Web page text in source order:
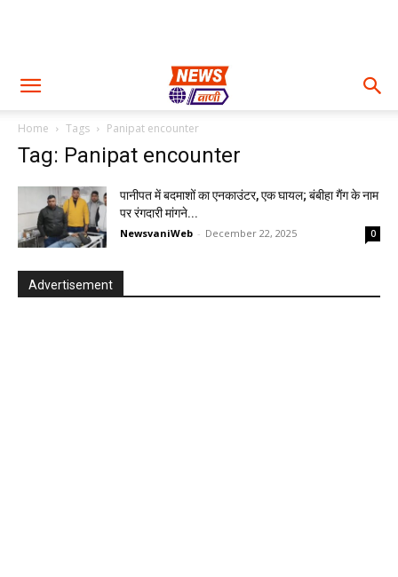
Home Tags Panipat encounter
Tag: Panipat encounter
पानीपत में बदमाशों का एनकाउंटर, एक घायल; बंबीहा गैंग के नाम
पर रंगदारी मांगने...
NewsvaniWeb - December 22, 2025 0
Advertisement